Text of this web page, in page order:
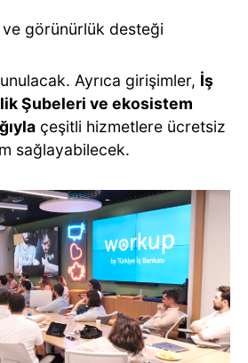
ve görünürlük desteği
Ayrıca girişimler, İş
Şubeleri ve ekosistem
çeşitli hizmetlere ücretsiz
sağlayabilecek.